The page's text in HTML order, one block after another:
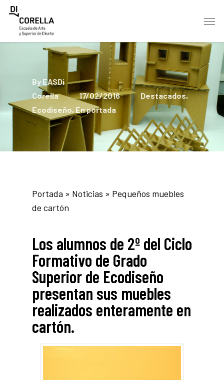
Skip
Menu
By EASDi
Corella
17/02/2016 Destacados,
Ecodiseño, En portada
Portada » Noticias » Pequeños muebles
de cartón
Los alumnos de 2º del Ciclo
Formativo de Grado
Superior de Ecodiseño
presentan sus muebles
realizados enteramente en
cartón.